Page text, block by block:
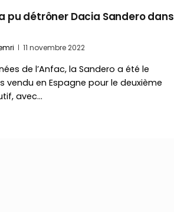
pu détrôner Dacia Sandero dans
11 novembre 2022
de l’Anfac, la Sandero a été le
vendu en Espagne pour le deuxième
avec…